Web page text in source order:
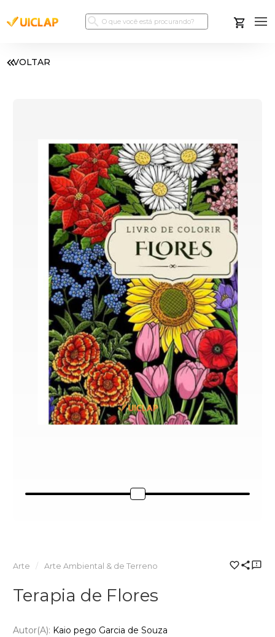
VOLTAR
Arte Arte Ambiental & de Terreno
Terapia de Flores
Autor(a): Kaio pego Garcia de Souza